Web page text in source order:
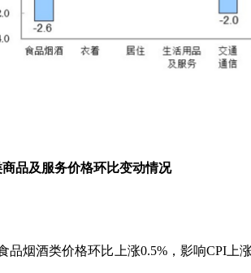
及服务价格环比变动情况
品烟酒类价格环比上涨0.5%，影响CPI 上